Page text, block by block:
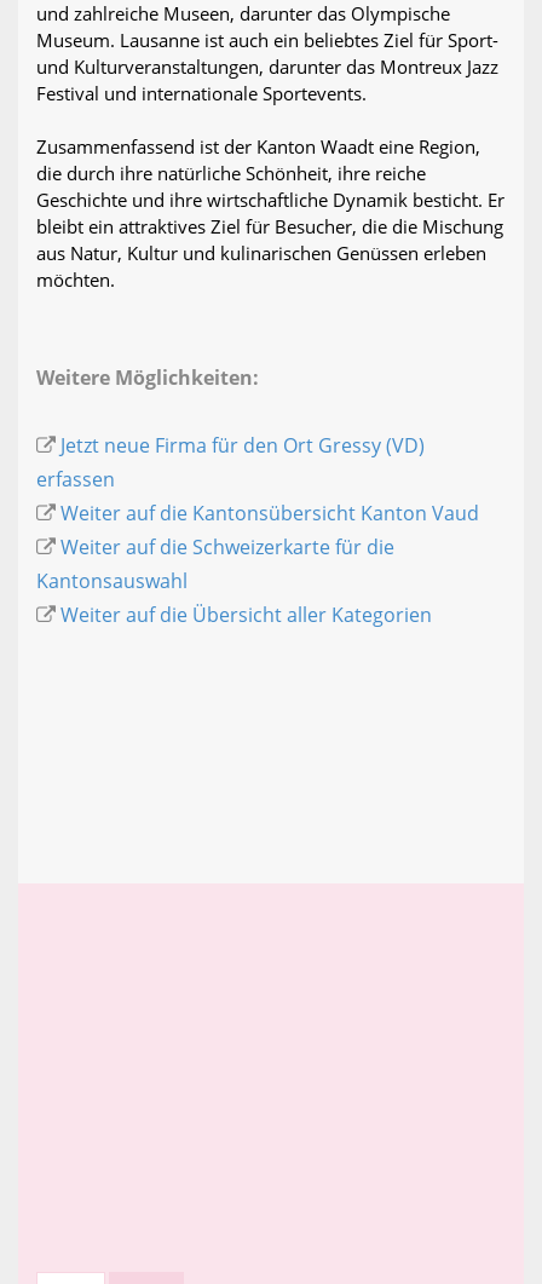
und zahlreiche Museen, darunter das Olympische
Museum. Lausanne ist auch ein beliebtes Ziel für Sport-
und Kulturveranstaltungen, darunter das Montreux Jazz
Festival und internationale Sportevents.
Zusammenfassend ist der Kanton Waadt eine Region,
die durch ihre natürliche Schönheit, ihre reiche
Geschichte und ihre wirtschaftliche Dynamik besticht. Er
bleibt ein attraktives Ziel für Besucher, die die Mischung
aus Natur, Kultur und kulinarischen Genüssen erleben
möchten.
Weitere Möglichkeiten:
Jetzt neue Firma für den Ort Gressy (VD)
erfassen
Weiter auf die Kantonsübersicht Kanton Vaud
Weiter auf die Schweizerkarte für die
Kantonsauswahl
Weiter auf die Übersicht aller Kategorien